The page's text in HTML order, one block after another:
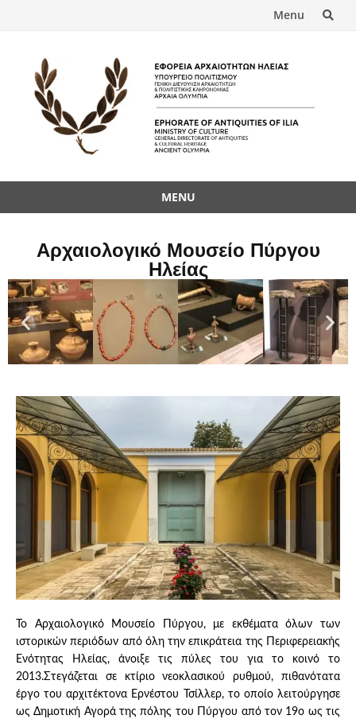
Menu
MENU
Αρχαιολογικό Μουσείο Πύργου
Ηλείας
Το Αρχαιολογικό Μουσείο Πύργου, με εκθέματα όλων των
ιστορικών περιόδων από όλη την επικράτεια της Περιφερειακής
Ενότητας Ηλείας, άνοιξε τις πύλες του για το κοινό το
2013.Στεγάζεται σε κτίριο νεοκλασικού ρυθμού, πιθανότατα
έργο του αρχιτέκτονα Ερνέστου Τσίλλερ, το οποίο λειτούργησε
ως Δημοτική Αγορά της πόλης του Πύργου από τον 19ο ως τις